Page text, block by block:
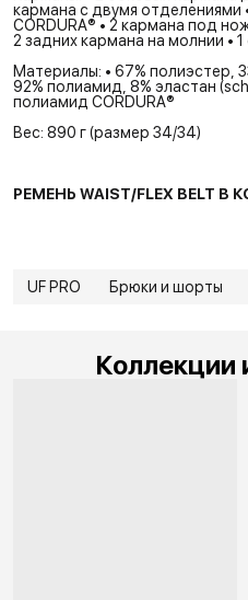
кармана с двумя отделениями
CORDURA® • 2 кармана под
2 задних кармана на молнии •
Материалы: • 67% полиэстер,
92% полиамид, 8% эластан
полиамид CORDURA®
Вес: 890 г (размер 34/34)
РЕМЕНЬ WAIST/FLEX BELT
UF PRO Брюки и шорты
Коллекции